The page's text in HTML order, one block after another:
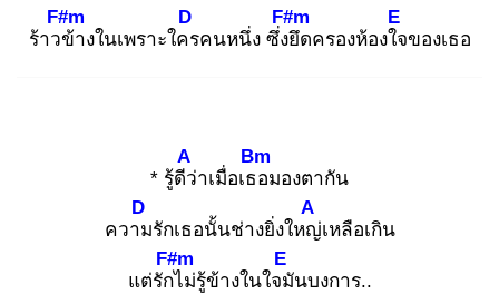
ร้าวข้
F#m
างในเพราะใคร
D
คนหนึ่ง ซึ่งยึ
F#m
ดครองห้องใจ
E
ของเธอ
* รู้ดีว่
A
าเมื่อเธอ
Bm
มองตากัน
ความ
D
รักเธอนั้นช่างยิ่งใหญ่
A
เหลือเกิน
แต่รักไ
F#m
ม่รู้ข้างในใจมั
E
นบงการ..